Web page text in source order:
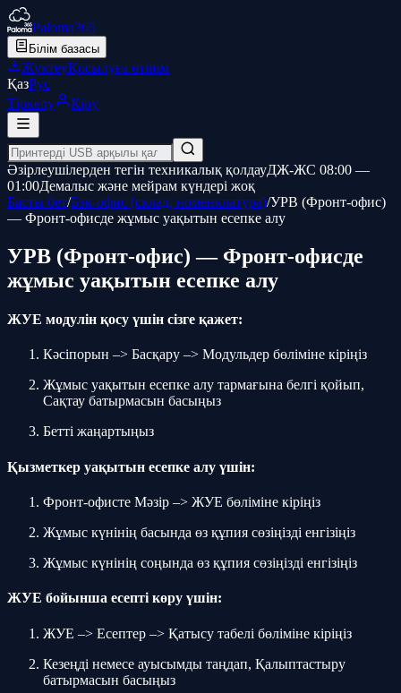
Paloma365
Білім базасы
ЖүктеуҚосылуға өтінім
ҚазРус
Тіркелу
Кіру
Әзірлеушілерден тегін техникалық қолдауДЖ-ЖС 08:00 —
01:00Демалыс және мейрам күндері жоқ
Басты бет/Бэк-офис (склад, номенклатура)/УРВ (Фронт-офис)
— Фронт-офисде жұмыс уақытын есепке алу
УРВ (Фронт-офис) — Фронт-офисде
жұмыс уақытын есепке алу
ЖУЕ модулін қосу үшін сізге қажет:
Кәсіпорын –> Басқару –> Модульдер бөліміне кіріңіз
Жұмыс уақытын есепке алу тармағына белгі қойып,
Сақтау батырмасын басыңыз
Бетті жаңартыңыз
Қызметкер уақытын есепке алу үшін:
Фронт-офисте Мәзір –> ЖУЕ бөліміне кіріңіз
Жұмыс күнінің басында өз құпия сөзіңізді енгізіңіз
Жұмыс күнінің соңында өз құпия сөзіңізді енгізіңіз
ЖУЕ бойынша есепті көру үшін:
ЖУЕ –> Есептер –> Қатысу табелі бөліміне кіріңіз
Кезеңді немесе ауысымды таңдап, Қалыптастыру
батырмасын басыңыз